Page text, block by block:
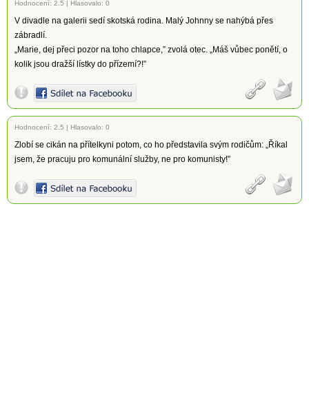
Hodnocení: 2.5 | Hlasovalo: 0
V divadle na galerii sedí skotská rodina. Malý Johnny se nahýbá přes
zábradlí.
„Marie, dej přeci pozor na toho chlapce,” zvolá otec. „Máš vůbec ponětí, o
kolik jsou dražší lístky do přízemí?!”
Hodnocení: 2.5 | Hlasovalo: 0
Zlobí se cikán na přítelkyni potom, co ho představila svým rodičům: „Říkal
jsem, že pracuju pro komunální služby, ne pro komunisty!”